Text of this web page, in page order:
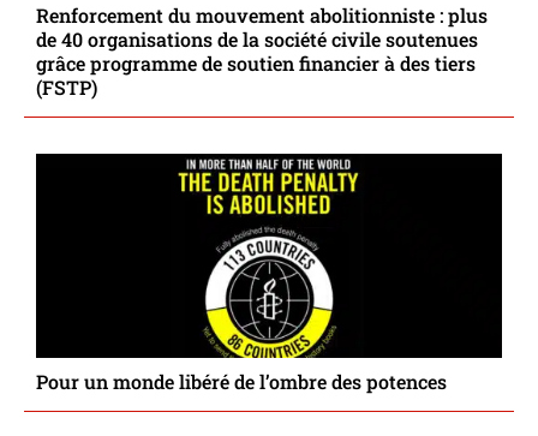
Renforcement du mouvement abolitionniste : plus
de 40 organisations de la société civile soutenues
grâce programme de soutien financier à des tiers
(FSTP)
Pour un monde libéré de l’ombre des potences